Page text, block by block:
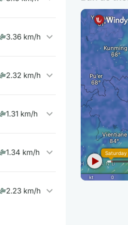
3.36 km/h
2.32 km/h
1.31 km/h
1.34 km/h
2.23 km/h